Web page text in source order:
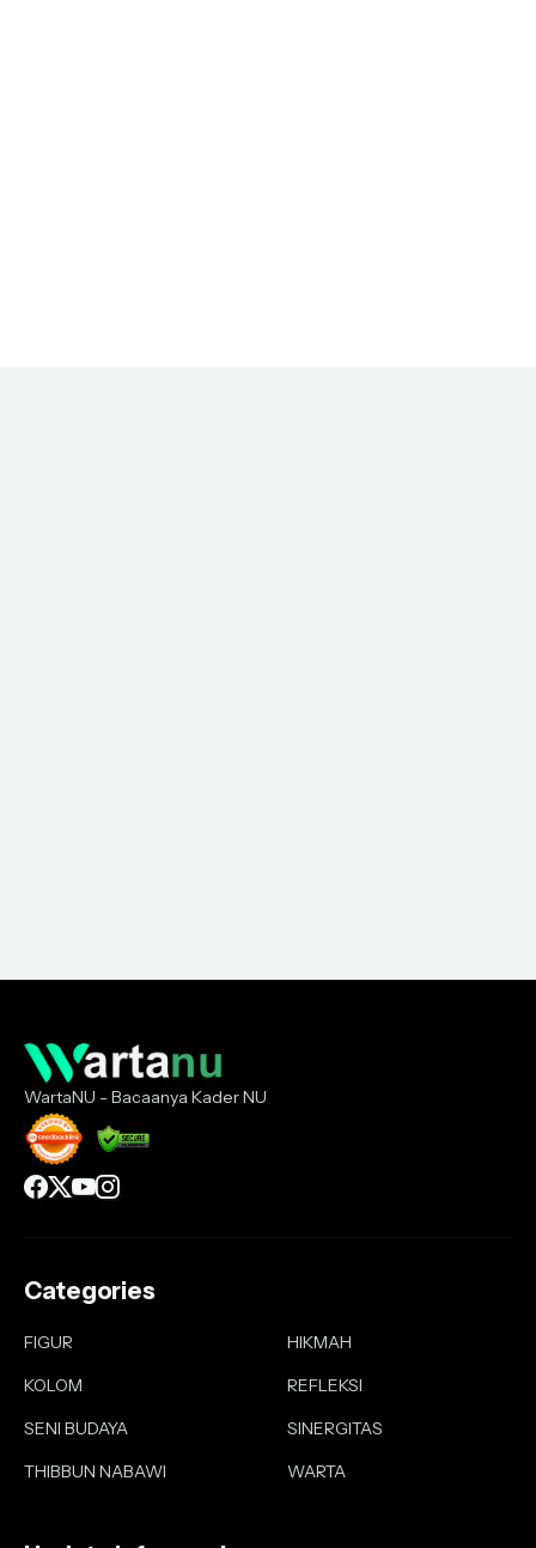
WartaNU - Bacaanya Kader NU
Categories
FIGUR
HIKMAH
KOLOM
REFLEKSI
SENI BUDAYA
SINERGITAS
THIBBUN NABAWI
WARTA